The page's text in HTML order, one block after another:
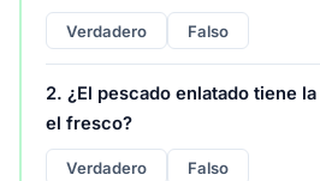
Verdadero Falso
2. ¿El pescado enlatado tiene
el fresco?
Verdadero Falso